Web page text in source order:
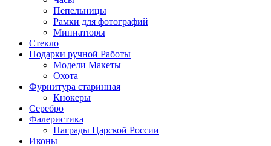
Пепельницы
Рамки для фотографий
Миниатюры
Стекло
Подарки ручной Работы
Модели Макеты
Охота
Фурнитура старинная
Кнокеры
Серебро
Фалеристика
Награды Царской России
Иконы